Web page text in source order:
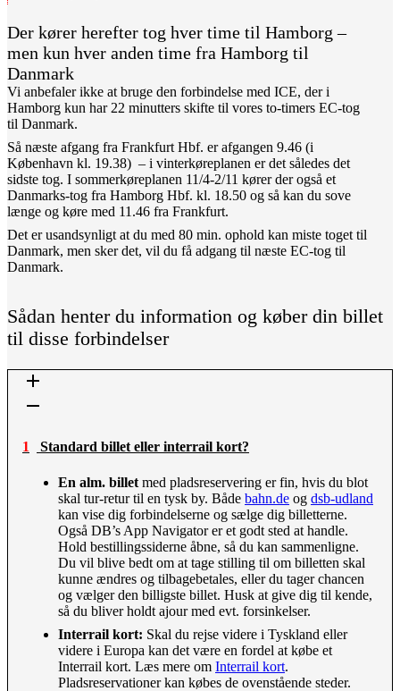
Der kører herefter tog hver time til Hamborg –
men kun hver anden time fra Hamborg til
Danmark
Vi anbefaler ikke at bruge den forbindelse med ICE, der i
Hamborg kun har 22 minutters skifte til vores to-timers EC-tog
til Danmark.
Så næste afgang fra Frankfurt Hbf. er afgangen 9.46 (i
København kl. 19.38) – i vinterkøreplanen er det således det
sidste tog. I sommerkøreplanen 11/4-2/11 kører der også et
Danmarks-tog fra Hamborg Hbf. kl. 18.50 og så kan du sove
længe og køre med 11.46 fra Frankfurt.
Det er usandsynligt at du med 80 min. ophold kan miste toget til
Danmark, men sker det, vil du få adgang til næste EC-tog til
Danmark.
Sådan henter du information og køber din billet
til disse forbindelser
1 Standard billet eller interrail kort?
En alm. billet med pladsreservering er fin, hvis du blot
skal tur-retur til en tysk by. Både bahn.de og dsb-udland
kan vise dig forbindelserne og sælge dig billetterne.
Også DB’s App Navigator er et godt sted at handle.
Hold bestillingssiderne åbne, så du kan sammenligne.
Du vil blive bedt om at tage stilling til om billetten skal
kunne ændres og tilbagebetales, eller du tager chancen
og vælger den billigste billet. Husk at give dig til kende,
så du bliver holdt ajour med evt. forsinkelser.
Interrail kort: Skal du rejse videre i Tyskland eller
videre i Europa kan det være en fordel at købe et
Interrail kort. Læs mere om Interrail kort.
Pladsreservationer kan købes de ovenstående steder.